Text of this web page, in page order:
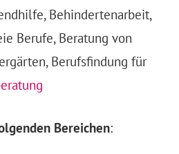
Behindertenarbeit,
Berufe, Beratung von
Berufsfindung für
Bereichen: